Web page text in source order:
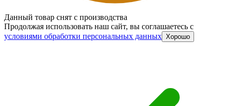
Данный товар снят с производства
Продолжая использовать наш сайт, вы соглашаетесь c
условиями обработки персональных данных Хорошо